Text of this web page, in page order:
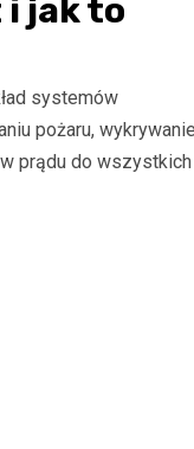
i jak to
systemów
pożaru,
prądu do wszystkich